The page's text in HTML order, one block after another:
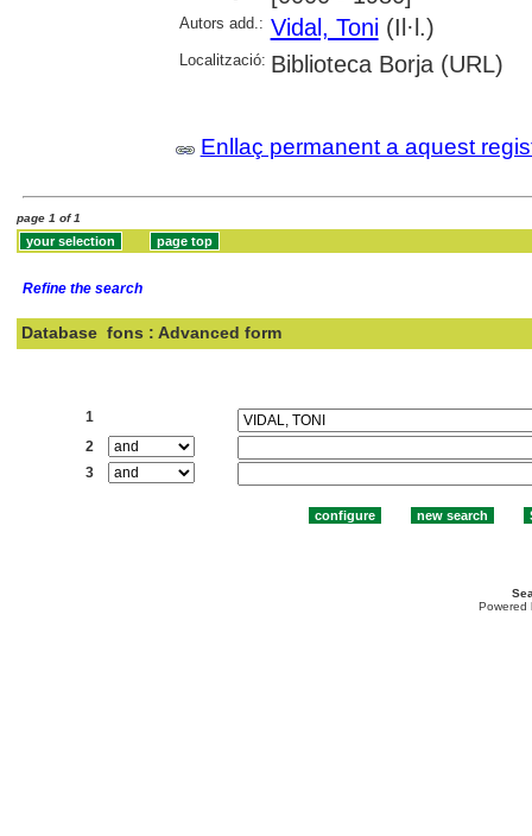
Autors add.: Vidal, Toni(Il·l.)
Localització: Biblioteca Borja (URL)
Enllaç permanent a aquest
page 1 of 1
Refine the search
Database fons : Advanced form
1
2
3
Powered